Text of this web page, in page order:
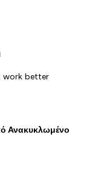
work better
Ανακυκλωμένο